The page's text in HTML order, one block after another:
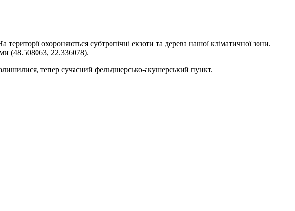
охороняються субтропічні екзоти та дерева нашої кліматичної зони.
(48.508063, 22.336078).
тепер сучасний фельдшерсько-акушерський пункт.